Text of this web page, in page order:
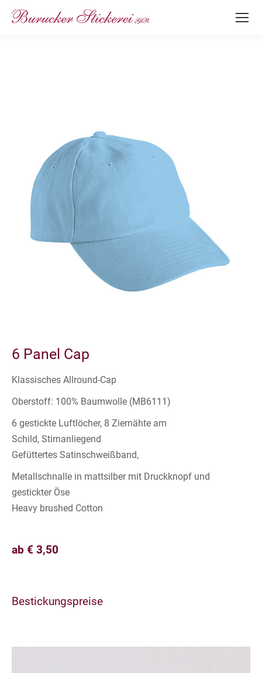
6 Panel Cap
Klassisches Allround-Cap
Oberstoff: 100% Baumwolle (MB6111)
6 gestickte Luftlöcher, 8 Ziernähte am
Schild, Stirnanliegend
Gefüttertes Satinschweißband,
Metallschnalle in mattsilber mit Druckknopf und
gestickter Öse
Heavy brushed Cotton
ab € 3,50
Bestickungspreise